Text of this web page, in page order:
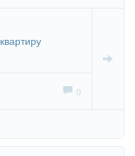
квартиру
0